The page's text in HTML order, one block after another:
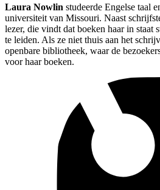
Laura Nowlin studeerde Engelse taal
universiteit van Missouri. Naast
lezer, die vindt dat boeken haar in staat
te leiden. Als ze niet thuis aan het
openbare bibliotheek, waar de
voor haar boeken.